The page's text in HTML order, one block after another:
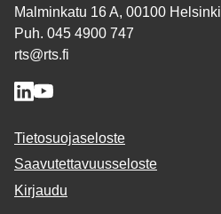
Malminkatu 16 A, 00100 Helsinki
Puh. 045 4900 747
rts@rts.fi
Tietosuojaseloste
Saavutettavuusseloste
Kirjaudu